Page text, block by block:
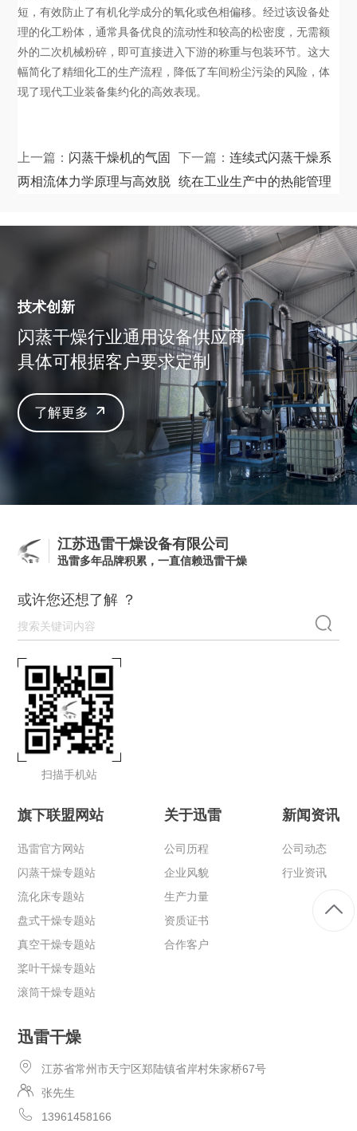
短，有效防止了有机化学成分的氧化或色相偏移。经过该设备处
理的化工粉体，通常具备优良的流动性和较高的松密度，无需额
外的二次机械粉碎，即可直接进入下游的称重与包装环节。这大
幅简化了精细化工的生产流程，降低了车间粉尘污染的风险，体
现了现代工业装备集约化的高效表现。
上一篇： 闪蒸干燥机的气固
两相流体力学原理与高效脱
下一篇： 连续式闪蒸干燥系
统在工业生产中的热能管理
技术创新
闪蒸干燥行业通用设备供应商
具体可根据客户要求定制
了解更多
江苏迅雷干燥设备有限公司
迅雷多年品牌积累，一直信赖迅雷干燥
或许您还想了解 ？
扫描手机站
旗下联盟网站
迅雷官方网站
闪蒸干燥专题站
流化床专题站
盘式干燥专题站
真空干燥专题站
桨叶干燥专题站
滚筒干燥专题站
关于迅雷
公司历程
企业风貌
生产力量
资质证书
合作客户
新闻资讯
公司动态
行业资讯
迅雷干燥
江苏省常州市天宁区郑陆镇省岸村朱家桥67号
张先生
13961458166